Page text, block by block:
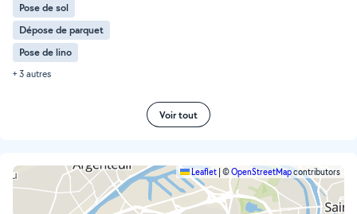
Pose de sol
Dépose de parquet
Pose de lino
+ 3 autres
Voir tout
Leaflet ©OpenStreetMapcontributors